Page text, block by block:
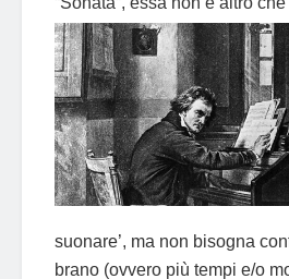
suonare’, ma non bisogna
brano (ovvero più tempi e/o